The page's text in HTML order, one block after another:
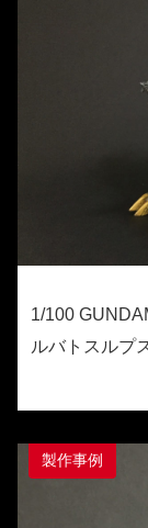
1/100
ルバトスルプ
製作事例